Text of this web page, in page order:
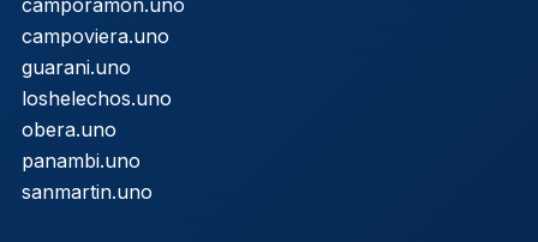
campoviera.uno
guarani.uno
loshelechos.uno
obera.uno
panambi.uno
sanmartin.uno